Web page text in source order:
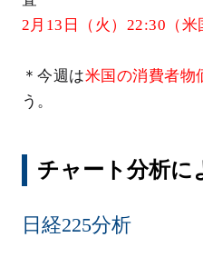
2月13日（火）22:30（
＊今週は米国の消費者物
う。
チャート分析に
日経225分析